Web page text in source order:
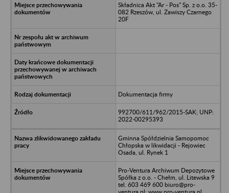
Składnica Akt "Ar - Pos" Sp. z o.o. 35-
082 Rzeszów, ul. Zawiszy Czarnego
20F
Dokumentacja firmy
992700/611/962/2015-SAK; UNP:
2022-00295393
Gminna Spółdzielnia Samopomoc
Chłopska w likwidacji - Rejowiec
Osada, ul. Rynek 1
Pro-Ventura Archiwum Depozytowe
Spółka z o.o. - Chełm, ul. Litewska 9
tel. 603 469 600 biuro@pro-